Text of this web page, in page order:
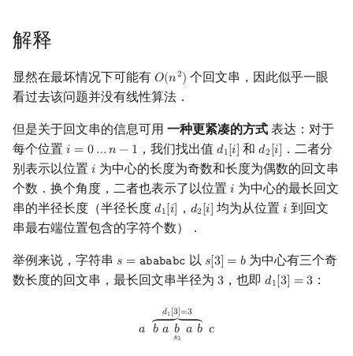
数学符号表
F.A.Q.
镜像站列表
致谢
技巧
出题
Dev-C++
CLion
Geany
GUIDE
Sublime Text
编译器
WSL (Windows 10)
Special Judge
Testlib
Polygon
LaTeX 入门
文件操作
Lambda 表达式
pb_ds
编译优化
Pascal 转 C++ 急救
Python 速成
Java 速成
Java 进阶
贪心
排序
归并排序
堆排序
桶排序
锦标赛排序
Tim 排序
前缀和 & 差分
二分
倍增
A*
迭代加深搜索
IDA*
回溯法
Dancing Links
优化
DAG 上的 DP
树形 DP
状压 DP
数位 DP
插头 DP
动态 DP
Manacher 算法的复杂度
Manacher 算法的实现
分类讨论
统一处理
高精度计算
快速幂
置换和排列
弧度制与坐标系
复数
裴蜀定理 & 一次不定方程
费马小定理 & 欧拉定理
模逆元
中国剩余定理
升幂引理
多项式与生成函数
多项式多点求值|快速插值
多项式初等函数
常系数齐次线性递推
符号化方法
Lagrange 反演
贝尔数
伯努利数
Entringer Number
分拆数
范德蒙德卷积
线性基
线性映射
特征多项式
Jordan标准型
并查集
堆
块状数据结构
单调栈
单调队列
树状数组
Kinetic Tournament Tree
AVL 树
红黑树
左偏红黑树
树上问题
虚树
树分治
动态树分治
树哈希
树上随机游走
有向无环图
拓扑排序
最短路问题
生成树问题
拆点
三角剖分
凸包
扫描线
旋转卡壳
半平面交
随机增量法
随机化
悬线法
有限状态自动机
计算理论基础
字节顺序
表达式求值
解释
显然在最坏情况下可能有 𝑂(𝑛2)
O(n2) 个回文串，因此似乎一眼
看过去该问题并没有线性算法．
但是关于回文串的信息可用 一种更紧凑的方式 表达：对于
每个位置 𝑖 = 0…𝑛 − 1
i =0 …n− 1 ，我们找出值 𝑑1[𝑖]
d1[i] 和𝑑2[𝑖]
d2[i ．二者分
别表示以位置 𝑖
i 为中心的长度为奇数和长度为偶数的回文串
个数．换个角度，二者也表示了以位置 𝑖
i 为中心的最长回文
串的半径长度（半径长度 𝑑1[𝑖]
d1[i ， 𝑑2[𝑖]
d2[i 均为从位置𝑖
i 到回文
串最右端位置包含的字符个数）．
举例来说，字符串 𝑠 = 𝚊𝚋𝚊𝚋𝚊𝚋𝚌
s =abababc 以 𝑠[3] = 𝑏
s[3] =b
为中心有三个奇
数长度的回文串，最长回文串半径为 3
3 ，也即 𝑑1[3] = 3
d1[3 =3 ：
𝑎
𝑑1 [3]=3
⏞
𝑏 𝑎 𝑏
𝑠3 𝑎 𝑏 𝑐
3 a b⏞